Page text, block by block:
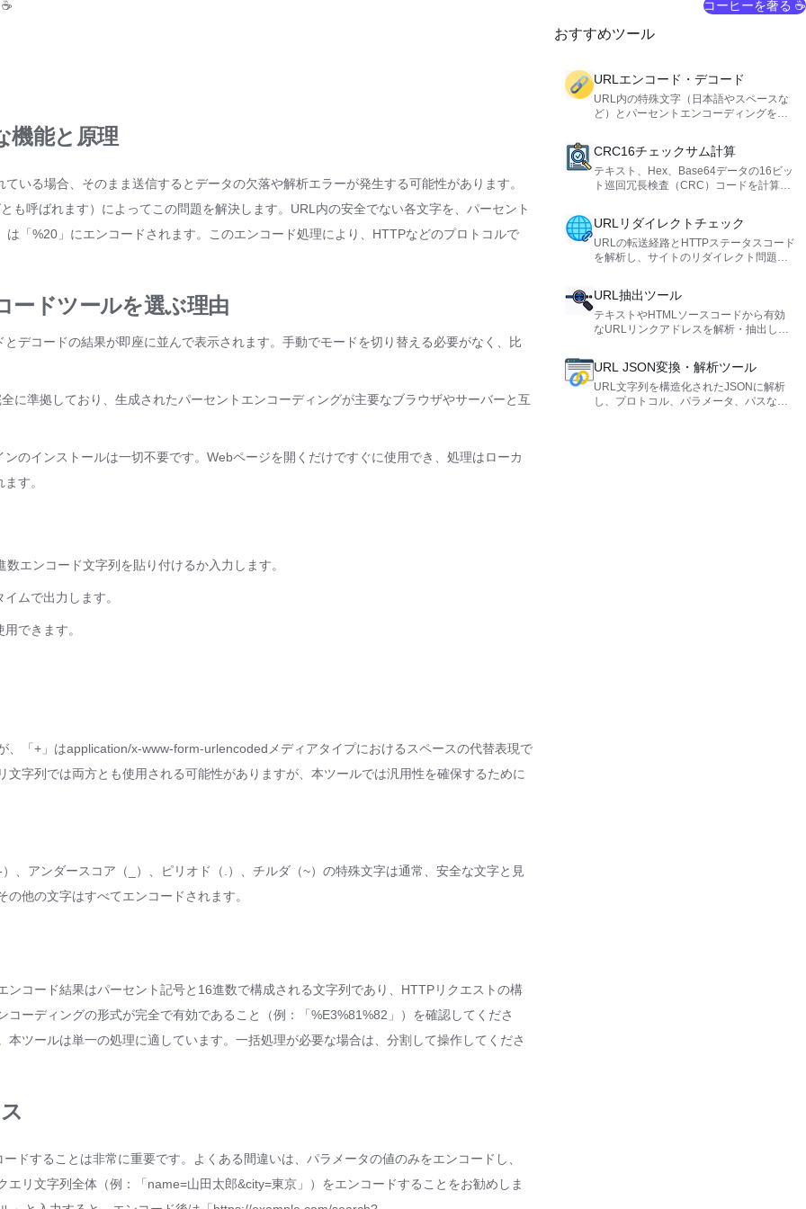
コーヒーを奢る ☕
機能と原理
いる場合、そのまま送信するとデータの欠落や解析エラーが発生する可能性があります。
も呼ばれます）によってこの問題を解決します。URL内の安全でない各文字を、パーセント
「%20」にエンコードされます。このエンコード処理により、HTTPなどのプロトコルで
ードツールを選ぶ理由
デコードの結果が即座に並んで表示されます。手動でモードを切り替える必要がなく、比
に準拠しており、生成されたパーセントエンコーディングが主要なブラウザやサーバーと互
のインストールは一切不要です。Webページを開くだけですぐに使用でき、処理はローカ
す。
エンコード文字列を貼り付けるか入力します。
ムで出力します。
できます。
「+」はapplication/x-www-form-urlencodedメディアタイプにおけるスペースの代替表現で
字列では両方とも使用される可能性がありますが、本ツールでは汎用性を確保するために
、アンダースコア（_）、ピリオド（.）、チルダ（~）の特殊文字は通常、安全な文字と見
他の文字はすべてエンコードされます。
コード結果はパーセント記号と16進数で構成される文字列であり、HTTPリクエストの構
ーディングの形式が完全で有効であること（例：「%E3%81%82」）を確認してくださ
ツールは単一の処理に適しています。一括処理が必要な場合は、分割して操作してくださ
ドすることは非常に重要です。よくある間違いは、パラメータの値のみをエンコードし、
リ文字列全体（例：「name=山田太郎&city=東京」）をエンコードすることをお勧めしま
おすすめツール
URLエンコード・デコード
URL内の特殊文字（日本語やスペースな
ど）とパーセントエンコーディングを相
ける文字の互換性問題を解決します。
CRC16チェックサム計算
テキスト、Hex、Base64データの16ビッ
ト巡回冗長検査（CRC）コードを計算
ェックサムツール。
URLリダイレクトチェック
URLの転送経路とHTTPステータスコード
を解析し、サイトのリダイレクト問題を
URL抽出ツール
テキストやHTMLソースコードから有効
なURLリンクアドレスを解析・抽出し、
URL JSON変換・解析ツール
URL文字列を構造化されたJSONに解析
し、プロトコル、パラメータ、パスなど